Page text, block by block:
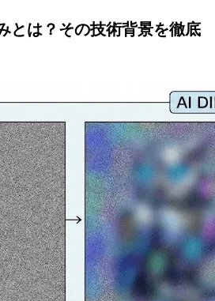
とは？その技術背景を徹底